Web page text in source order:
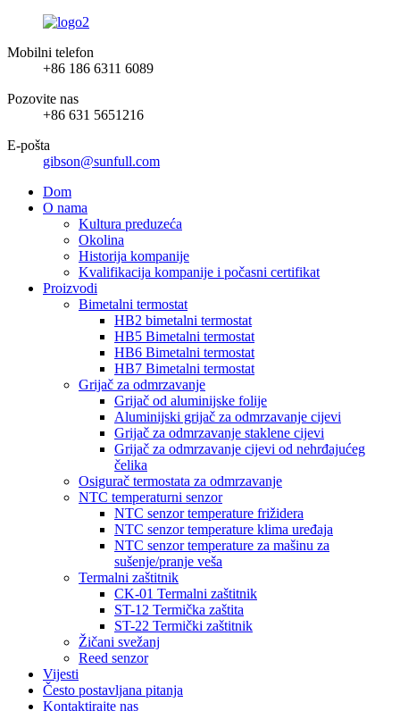
Mobilni telefon
+86 186 6311 6089
Pozovite nas
+86 631 5651216
E-pošta
gibson@sunfull.com
Dom
O nama
Kultura preduzeća
Okolina
Historija kompanije
Kvalifikacija kompanije i počasni certifikat
Proizvodi
Bimetalni termostat
HB2 bimetalni termostat
HB5 Bimetalni termostat
HB6 Bimetalni termostat
HB7 Bimetalni termostat
Grijač za odmrzavanje
Grijač od aluminijske folije
Aluminijski grijač za odmrzavanje cijevi
Grijač za odmrzavanje staklene cijevi
Grijač za odmrzavanje cijevi od nehrđajućeg
čelika
Osigurač termostata za odmrzavanje
NTC temperaturni senzor
NTC senzor temperature frižidera
NTC senzor temperature klima uređaja
NTC senzor temperature za mašinu za
sušenje/pranje veša
Termalni zaštitnik
CK-01 Termalni zaštitnik
ST-12 Termička zaštita
ST-22 Termički zaštitnik
Žičani svežanj
Reed senzor
Vijesti
Često postavljana pitanja
Kontaktirajte nas